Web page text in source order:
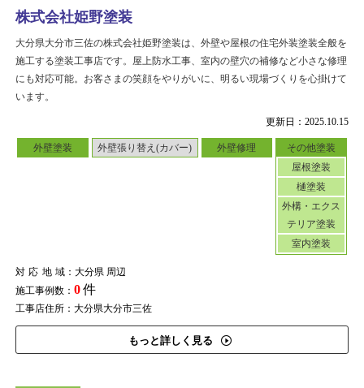
更新日：2025.10.15
外壁塗装 外壁張り替え(カバー) 外壁修理
その他塗装
屋根塗装
樋塗装
外構・エクス
テリア塗装
室内塗装
対応地域：大分県 周辺
施工事例数： 0件
工事店住所：大分県大分市三佐
もっと詳しく見る
株式会社姫野塗装
大分県大分市三佐の株式会社姫野塗装は、外壁や屋根の住宅外装塗装全般を
施工する塗装工事店です。屋上防水工事、室内の壁穴の補修など小さな修理
にも対応可能。お客さまの笑顔をやりがいに、明るい現場づくりを心掛けて
います。